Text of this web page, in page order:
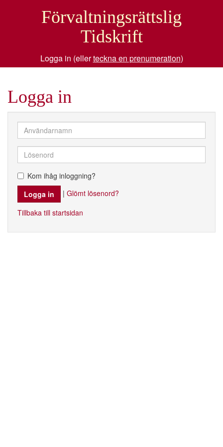
Förvaltningsrättslig
Tidskrift
Logga in (ellerteckna en prenumeration)
Logga in
Kom ihåg inloggning?
| Glömt lösenord?
Tillbaka till startsidan